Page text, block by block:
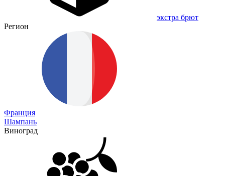
экстра брют
Регион
Франция
Шампань
Виноград